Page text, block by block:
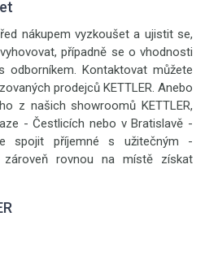
nákupem vyzkoušet a ujistit se,
případně se o vhodnosti
odborníkem. Kontaktovat můžete
prodejců KETTLER. Anebo
z našich showroomů KETTLER,
- Čestlicích nebo v Bratislavě -
spojit příjemné s užitečným -
rovnou na místě získat